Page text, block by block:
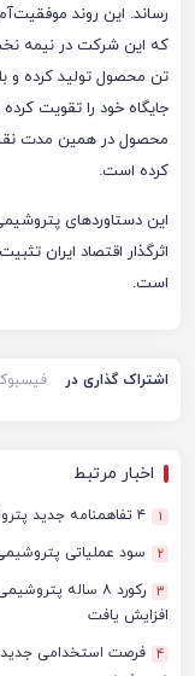
که این شرکت در نیمه
جایگاه خود را تقویت
محصول در همین مدت
کرده است.
این دستاوردهای
اثرگذار اقتصاد ایران
است.
اشتراک گذاری در
اخبار مرتبط
1 ۴ تفاهمنامه جدید پتروشیمی جم برای توسعه بومی و اشتغال در بوشهر
2 سود عملیاتی پتروشیمی فن‌آوران ۲۶
3
افزایش یافت
4